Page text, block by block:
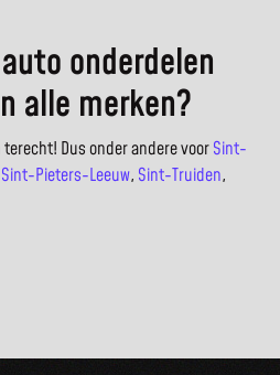
onderdelen
alle merken?
Dus onder andere voorSint-
Sint-Pieters-Leeuw, Sint-Truiden,